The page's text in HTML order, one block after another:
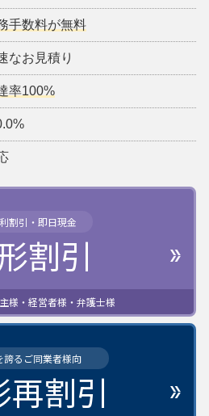
手数料が無料
なお見積り
率100%
割引・即日現金
割引
様・経営者様・弁護士様
誇るご同業者様向
再割引